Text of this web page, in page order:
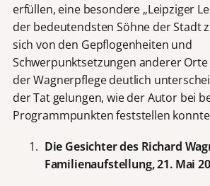
erfüllen, eine besondere „Leipziger
der bedeutendsten Söhne der Stadt
sich von den Gepflogenheiten und
Schwerpunktsetzungen anderer
der Wagnerpflege deutlich
der Tat gelungen, wie der Autor bei
Programmpunkten feststellen
Die Gesichter des Richard
Familienaufstellung, 21. Mai